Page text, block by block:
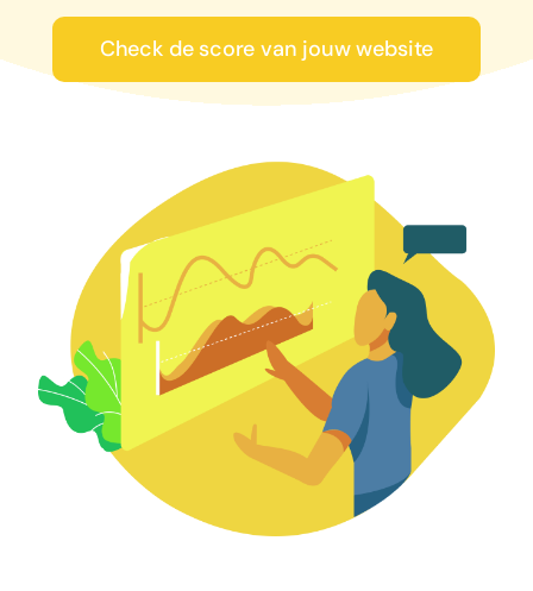
Check de score van jouw website